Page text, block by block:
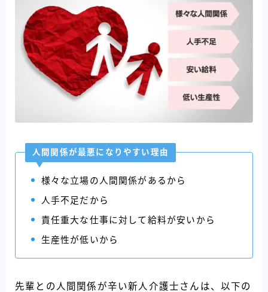
人間関係が最悪になりやすい理由
様々な立場の人間関係があるから
人手不足だから
責任重大な仕事に対して給料が安いから
生産性が低いから
先輩との人間関係が辛い新人介護士さんは、以下の